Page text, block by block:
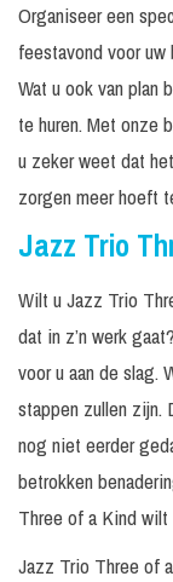
Organiseer een
feestavond voor
Wat u ook van plan
te huren. Met onze
u zeker weet dat
zorgen meer hoeft
Jazz Trio
Wilt u Jazz Trio
dat in z’n werk
voor u aan de slag.
stappen zullen zijn.
nog niet eerder
betrokken
Three of a Kind wilt
Jazz Trio Three of